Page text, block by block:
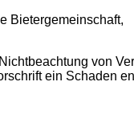
Bietergemeinschaft,
von
ein Schaden